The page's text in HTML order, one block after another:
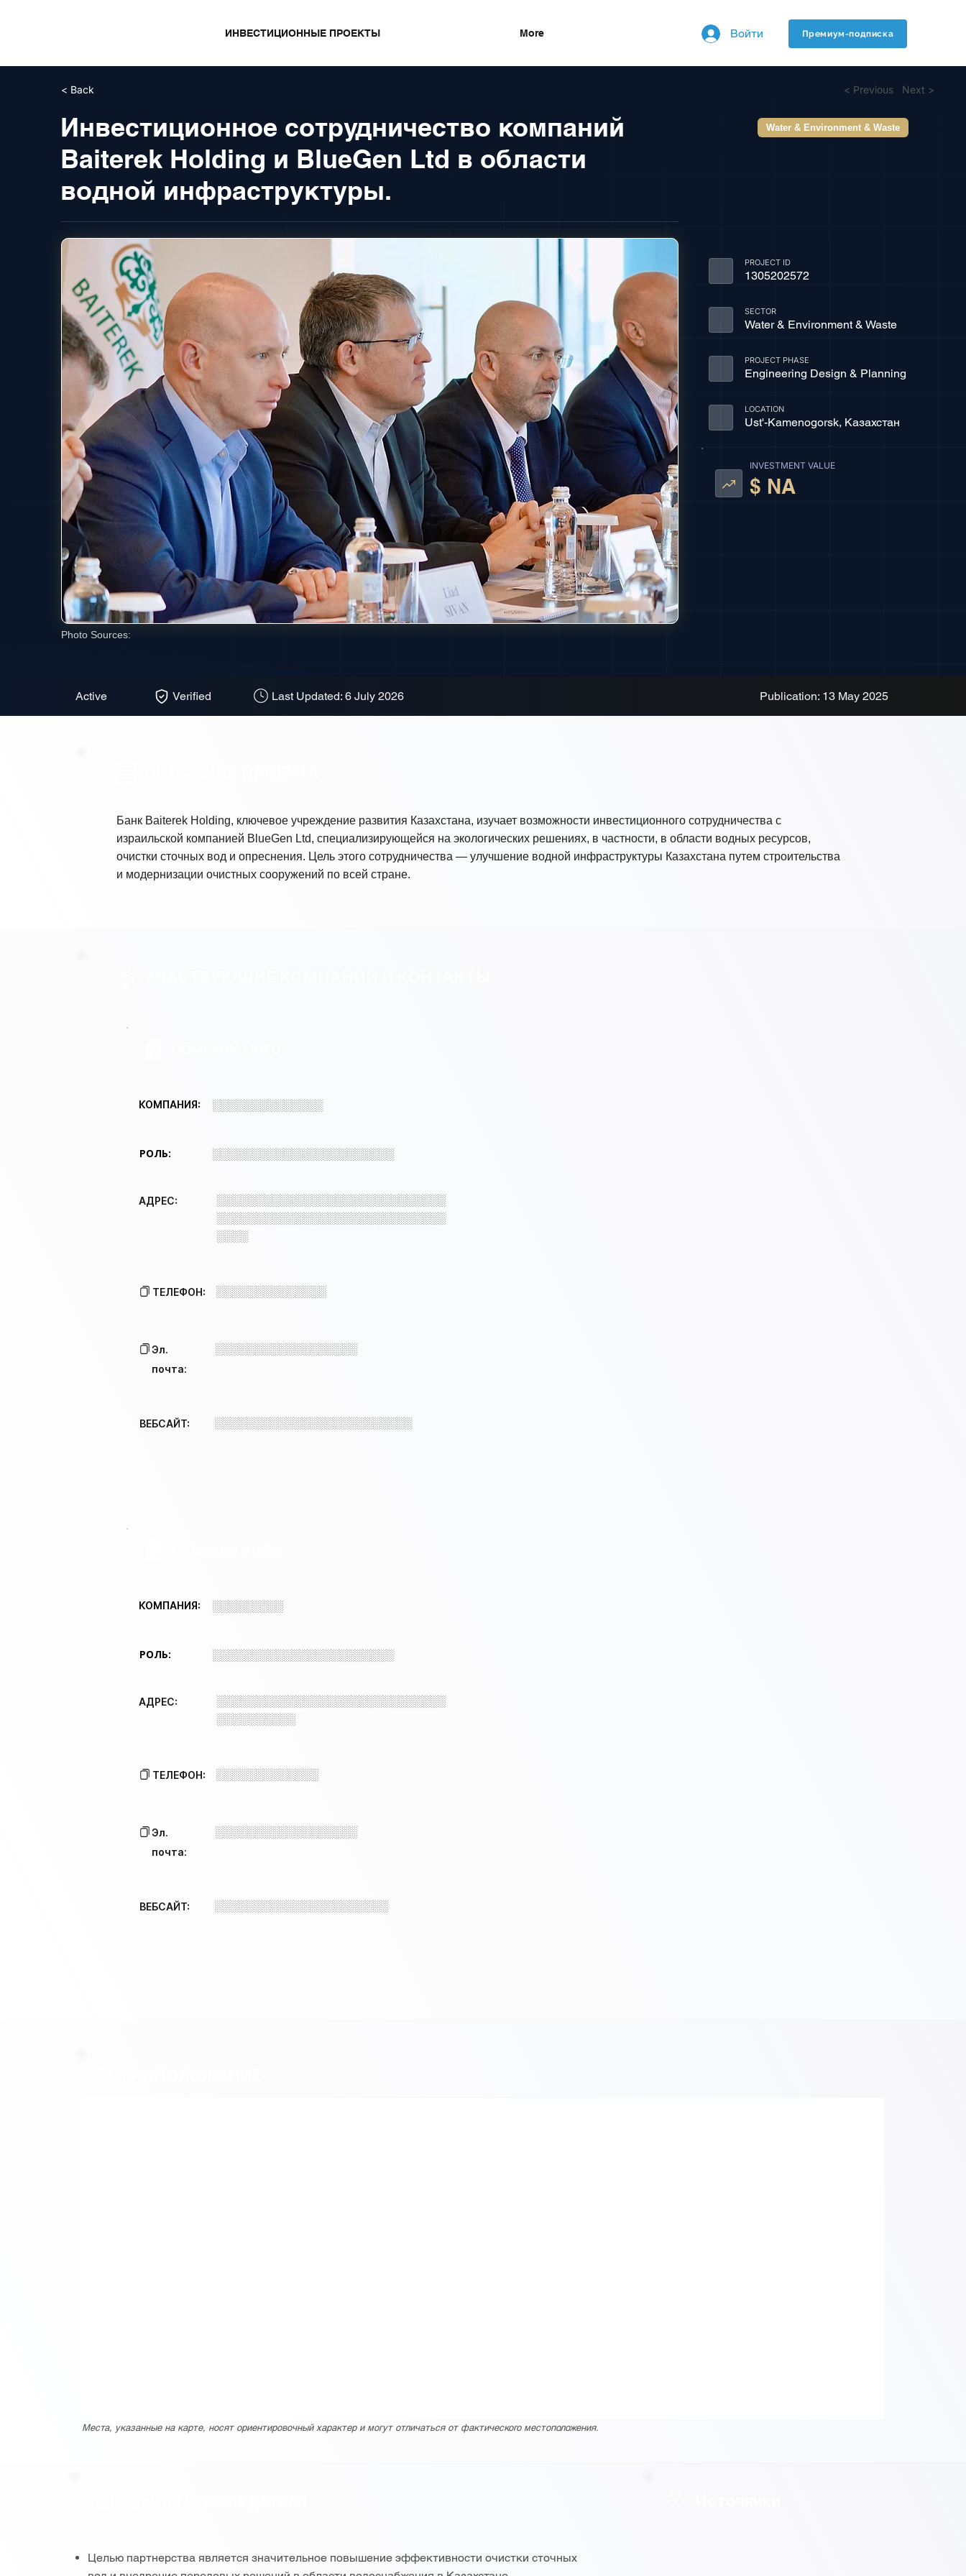
ИНВЕСТИЦИОННЫЕ ПРОЕКТЫ More Войти Премиум-подписка
< Back
Инвестиционное сотрудничество компаний
Baiterek Holding и BlueGen Ltd в области
водной инфраструктуры.
< Previous Next >
Water & Environment & Waste
Photo Sources:
PROJECT ID
1305202572
SECTOR
Water & Environment & Waste
PROJECT PHASE
Engineering Design & Planning
LOCATION
Ust'-Kamenogorsk, Казахстан
INVESTMENT VALUE
$ NA
Active Verified Last Updated: 6 July 2026 Publication: 13 May 2025
Банк Baiterek Holding, ключевое учреждение развития Казахстана, изучает возможности инвестиционного сотрудничества с
израильской компанией BlueGen Ltd, специализирующейся на экологических решениях, в частности, в области водных ресурсов,
очистки сточных вод и опреснения. Цель этого сотрудничества — улучшение водной инфраструктуры Казахстана путем строительства
и модернизации очистных сооружений по всей стране.
КОМПАНИЯ: ░░░░░░░░░░░░░░
РОЛЬ: ░░░░░░░░░░░░░░░░░░░░░░░
АДРЕС:
░░░░░░░░░░░░░░░░░░░░░░░░░░░░░
░░░░░░░░░░░░░░░░░░░░░░░░░░░░░
░░░░
ТЕЛЕФОН: ░░░░░░░░░░░░░░
Эл.
почта:
░░░░░░░░░░░░░░░░░░
ВЕБСАЙТ: ░░░░░░░░░░░░░░░░░░░░░░░░░
КОМПАНИЯ: ░░░░░░░░░
РОЛЬ: ░░░░░░░░░░░░░░░░░░░░░░░
АДРЕС:
░░░░░░░░░░░░░░░░░░░░░░░░░░░░░
░░░░░░░░░░
ТЕЛЕФОН: ░░░░░░░░░░░░░
Эл.
почта:
░░░░░░░░░░░░░░░░░░
ВЕБСАЙТ: ░░░░░░░░░░░░░░░░░░░░░░
Места, указанные на карте, носят ориентировочный характер и могут отличаться от фактического местоположения.
Целью партнерства является значительное повышение эффективности очистки сточных